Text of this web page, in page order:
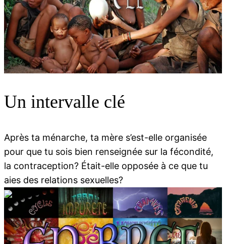
00:00 00:00
Un intervalle clé
Après ta ménarche, ta mère s’est-elle organisée
pour que tu sois bien renseignée sur la fécondité,
la contraception? Était-elle opposée à ce que tu
aies des relations sexuelles?